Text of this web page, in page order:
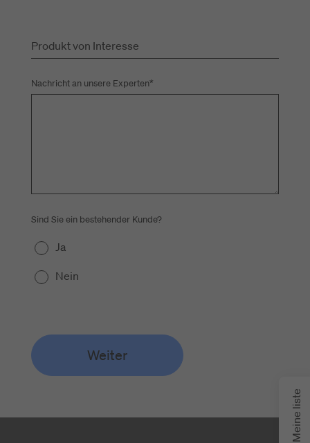
Meine liste
Produkt von Interesse
Nachricht an unsere Experten*
Sind Sie ein bestehender Kunde?
Ja
Nein
Weiter